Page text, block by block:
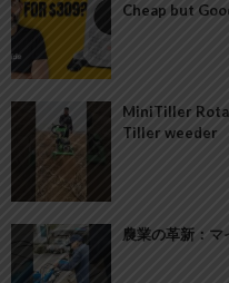
Cheap but
MiniTiller
Tiller weeder
農業の革新：